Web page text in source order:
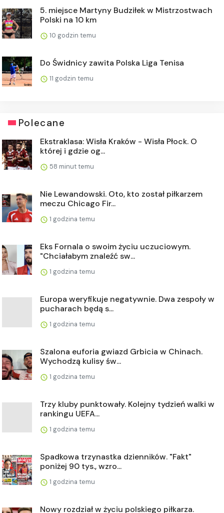
5. miejsce Martyny Budziłek w Mistrzostwach
Polski na 10 km
10 godzin temu
Do Świdnicy zawita Polska Liga Tenisa
11 godzin temu
Polecane
Ekstraklasa: Wisła Kraków - Wisła Płock. O
której i gdzie og...
58 minut temu
Nie Lewandowski. Oto, kto został piłkarzem
meczu Chicago Fir...
1 godzina temu
Eks Fornala o swoim życiu uczuciowym.
"Chciałabym znaleźć sw...
1 godzina temu
Europa weryfikuje negatywnie. Dwa zespoły w
pucharach będą s...
1 godzina temu
Szalona euforia gwiazd Grbicia w Chinach.
Wychodzą kulisy św...
1 godzina temu
Trzy kluby punktowały. Kolejny tydzień walki w
rankingu UEFA...
1 godzina temu
Spadkowa trzynastka dzienników. "Fakt"
poniżej 90 tys., wzro...
1 godzina temu
Nowy rozdział w życiu polskiego piłkarza.